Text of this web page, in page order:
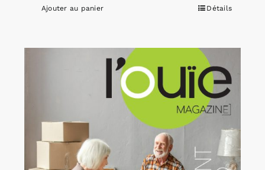
Ajouter au panier Détails